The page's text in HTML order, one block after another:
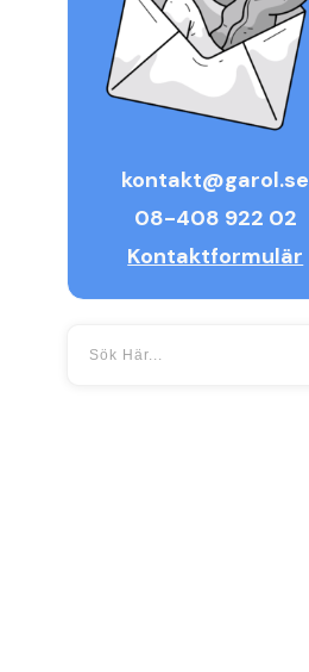
kontakt@garol.se
08-408 922 02
Kontaktformulär